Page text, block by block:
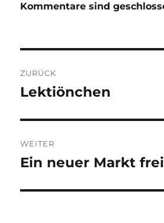
Kommentare sind
ZURÜCK
Vorheriger
Lektiönchen
WEITER
Nächster
Ein neuer Markt